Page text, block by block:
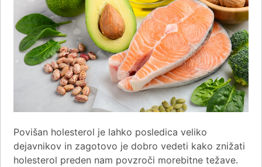
Povišan holesterol je lahko posledica veliko
dejavnikov in zagotovo je dobro vedeti kako znižati
holesterol preden nam povzroči morebitne težave.